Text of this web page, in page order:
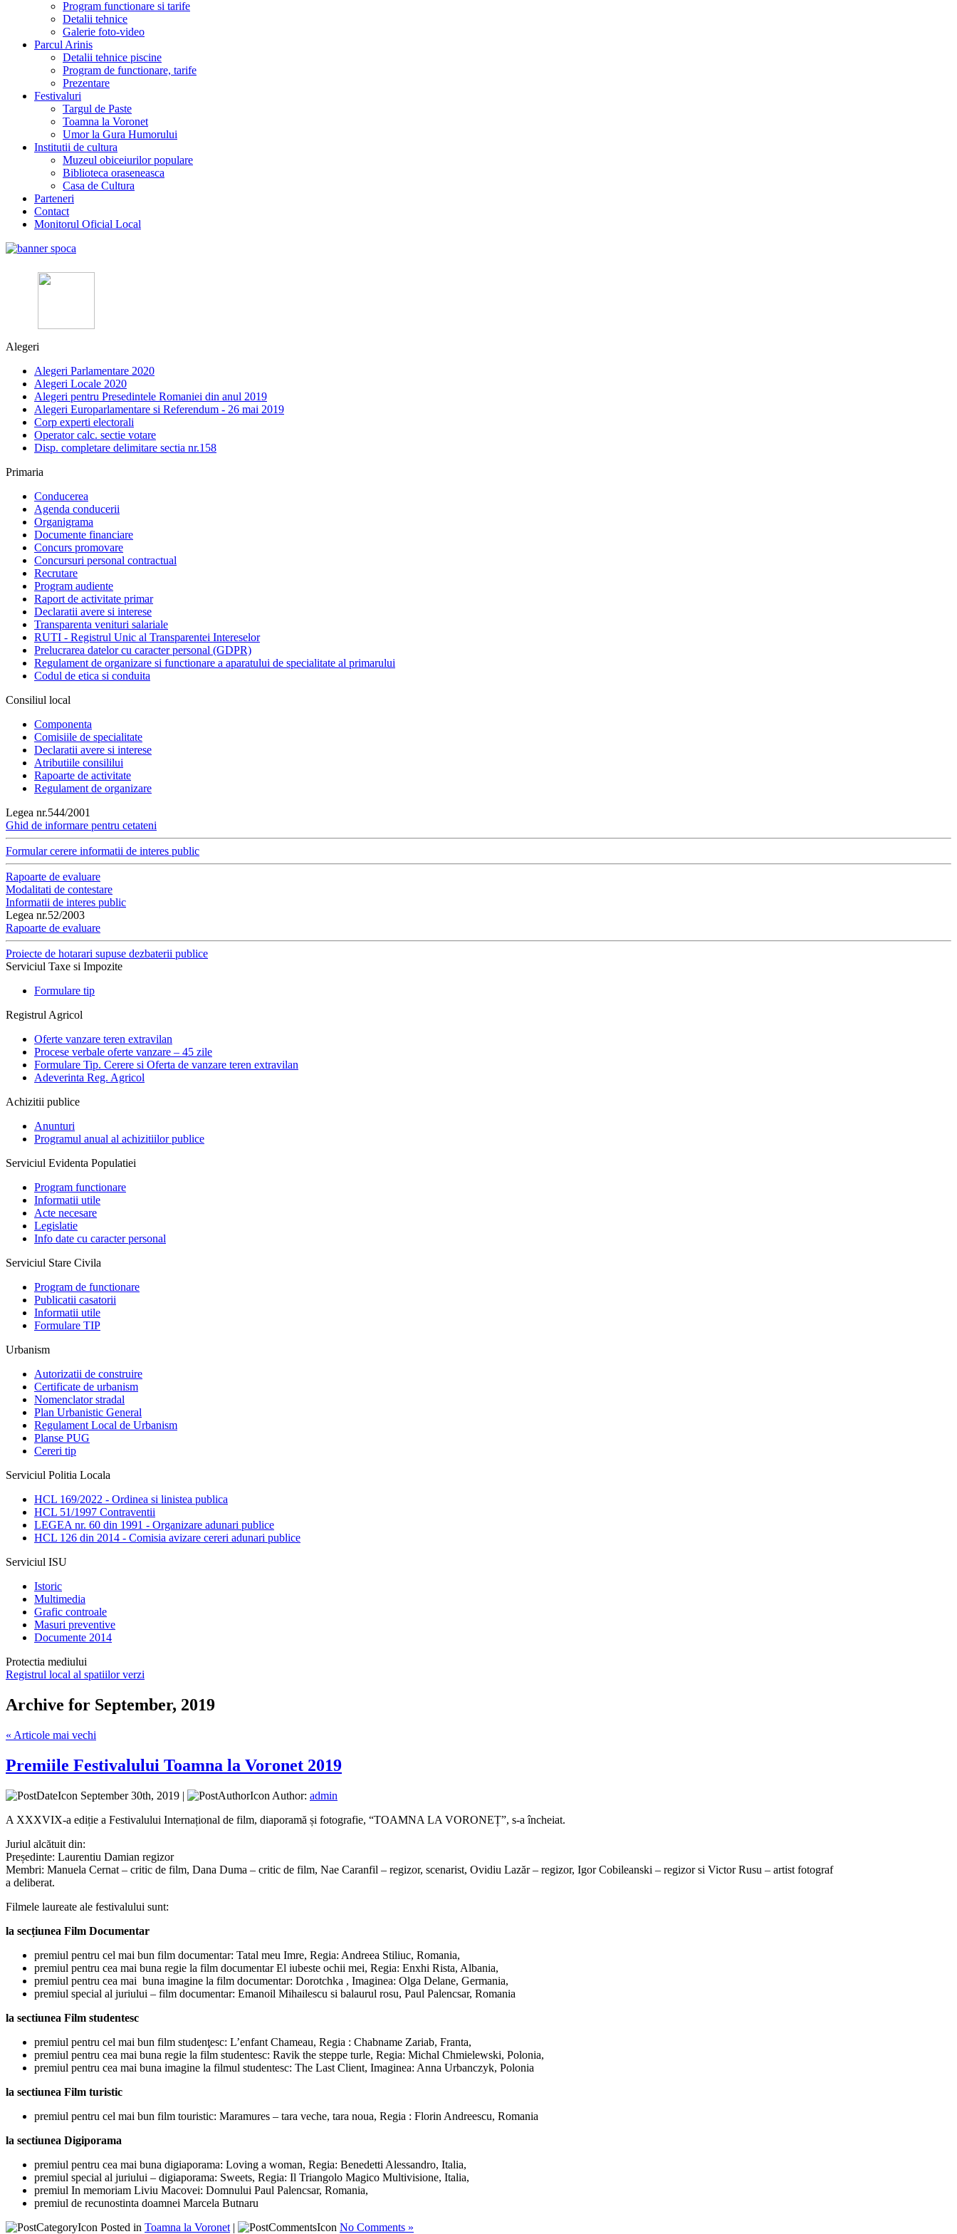
Program functionare si tarife
Detalii tehnice
Galerie foto-video
Parcul Arinis
Detalii tehnice piscine
Program de functionare, tarife
Prezentare
Festivaluri
Targul de Paste
Toamna la Voronet
Umor la Gura Humorului
Institutii de cultura
Muzeul obiceiurilor populare
Biblioteca oraseneasca
Casa de Cultura
Parteneri
Contact
Monitorul Oficial Local
Alegeri
Alegeri Parlamentare 2020
Alegeri Locale 2020
Alegeri pentru Presedintele Romaniei din anul 2019
Alegeri Europarlamentare si Referendum - 26 mai 2019
Corp experti electorali
Operator calc. sectie votare
Disp. completare delimitare sectia nr.158
Primaria
Conducerea
Agenda conducerii
Organigrama
Documente financiare
Concurs promovare
Concursuri personal contractual
Recrutare
Program audiente
Raport de activitate primar
Declaratii avere si interese
Transparenta venituri salariale
RUTI - Registrul Unic al Transparentei Intereselor
Prelucrarea datelor cu caracter personal (GDPR)
Regulament de organizare si functionare a aparatului de specialitate al primarului
Codul de etica si conduita
Consiliul local
Componenta
Comisiile de specialitate
Declaratii avere si interese
Atributiile consililui
Rapoarte de activitate
Regulament de organizare
Legea nr.544/2001
Ghid de informare pentru cetateni
Formular cerere informatii de interes public
Rapoarte de evaluare
Modalitati de contestare
Informatii de interes public
Legea nr.52/2003
Rapoarte de evaluare
Proiecte de hotarari supuse dezbaterii publice
Serviciul Taxe si Impozite
Formulare tip
Registrul Agricol
Oferte vanzare teren extravilan
Procese verbale oferte vanzare – 45 zile
Formulare Tip. Cerere si Oferta de vanzare teren extravilan
Adeverinta Reg. Agricol
Achizitii publice
Anunturi
Programul anual al achizitiilor publice
Serviciul Evidenta Populatiei
Program functionare
Informatii utile
Acte necesare
Legislatie
Info date cu caracter personal
Serviciul Stare Civila
Program de functionare
Publicatii casatorii
Informatii utile
Formulare TIP
Urbanism
Autorizatii de construire
Certificate de urbanism
Nomenclator stradal
Plan Urbanistic General
Regulament Local de Urbanism
Planse PUG
Cereri tip
Serviciul Politia Locala
HCL 169/2022 - Ordinea si linistea publica
HCL 51/1997 Contraventii
LEGEA nr. 60 din 1991 - Organizare adunari publice
HCL 126 din 2014 - Comisia avizare cereri adunari publice
Serviciul ISU
Istoric
Multimedia
Grafic controale
Masuri preventive
Documente 2014
Protectia mediului
Registrul local al spatiilor verzi
Archive for September, 2019
« Articole mai vechi
Premiile Festivalului Toamna la Voronet 2019
September 30th, 2019 | Author: admin
A XXXVIX-a ediție a Festivalului Internațional de film, diaporamă și fotografie, “TOAMNA LA VORONEȚ”, s-a încheiat.
Juriul alcătuit din:
Președinte: Laurentiu Damian regizor
Membri: Manuela Cernat – critic de film, Dana Duma – critic de film, Nae Caranfil – regizor, scenarist, Ovidiu Lazăr – regizor, Igor Cobileanski – regizor si Victor Rusu – artist fotograf
a deliberat.
Filmele laureate ale festivalului sunt:
la secțiunea Film Documentar
premiul pentru cel mai bun film documentar: Tatal meu Imre, Regia: Andreea Stiliuc, Romania,
premiul pentru cea mai buna regie la film documentar El iubeste ochii mei, Regia: Enxhi Rista, Albania,
premiul pentru cea mai buna imagine la film documentar: Dorotchka , Imaginea: Olga Delane, Germania,
premiul special al juriului – film documentar: Emanoil Mihailescu si balaurul rosu, Paul Palencsar, Romania
la sectiunea Film studentesc
premiul pentru cel mai bun film studenţesc: L’enfant Chameau, Regia : Chabname Zariab, Franta,
premiul pentru cea mai buna regie la film studentesc: Ravik the steppe turle, Regia: Michal Chmielewski, Polonia,
premiul pentru cea mai buna imagine la filmul studentesc: The Last Client, Imaginea: Anna Urbanczyk, Polonia
la sectiunea Film turistic
premiul pentru cel mai bun film touristic: Maramures – tara veche, tara noua, Regia : Florin Andreescu, Romania
la sectiunea Digiporama
premiul pentru cea mai buna digiaporama: Loving a woman, Regia: Benedetti Alessandro, Italia,
premiul special al juriului – digiaporama: Sweets, Regia: Il Triangolo Magico Multivisione, Italia,
premiul In memoriam Liviu Macovei: Domnului Paul Palencsar, Romania,
premiul de recunostinta doamnei Marcela Butnaru
Posted in Toamna la Voronet | No Comments »